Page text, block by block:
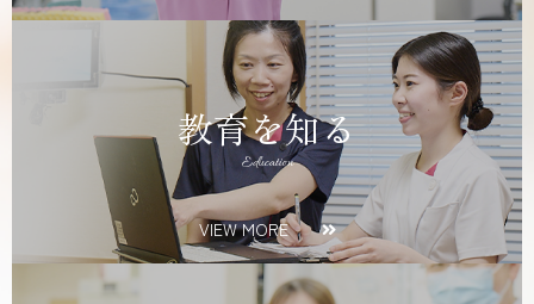
教育を知る
Education
VIEW MORE